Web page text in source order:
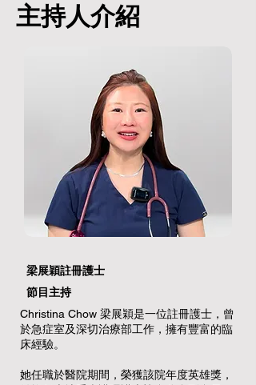
主持人介紹
梁展穎註冊護士
節目主持
Christina Chow 梁展穎是一位註冊護士，曾
於急症室及深切治療部工作，擁有豐富的臨
床經驗。
她任職於醫院期間，榮獲該院年度英雄獎，